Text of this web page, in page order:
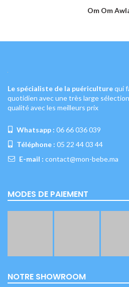
Om Om
Le spécialiste de la puériculturequi
quotidien avec une très large
qualité avec les meilleurs prix
Whatsapp : 06 66 036 039
Téléphone : 05 22 44 03 44
E-mail : contact@mon-bebe.ma
MODES DE PAIEMENT
NOTRE SHOWROOM